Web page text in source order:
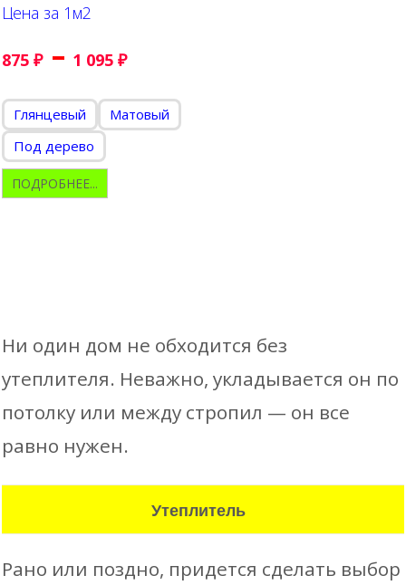
Цена за 1м2
875 ₽ – 1 095 ₽
Глянцевый
Матовый
Под дерево
ПОДРОБНЕЕ...
Ни один дом не обходится без
утеплителя. Неважно, укладывается он по
потолку или между стропил — он все
равно нужен.
Утеплитель
Рано или поздно, придется сделать выбор